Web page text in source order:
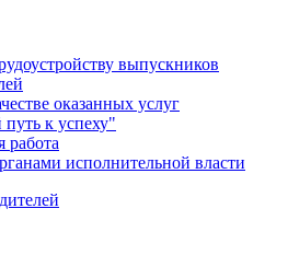
выпускников
оказанных услуг
к успеху"
работа
исполнительной власти